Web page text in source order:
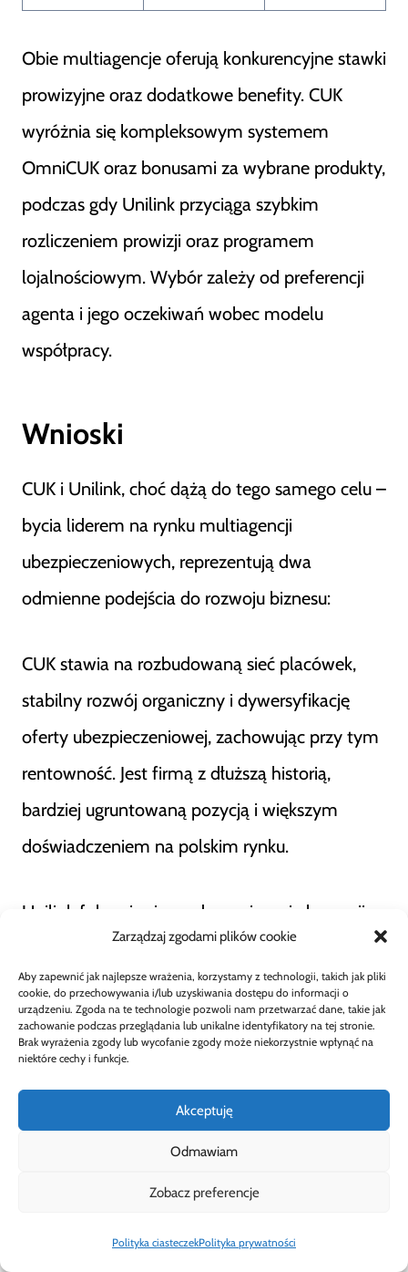
Zarządzaj zgodami plików cookie
Aby zapewnić jak najlepsze wrażenia, korzystamy z technologii, takich jak pliki
cookie, do przechowywania i/lub uzyskiwania dostępu do informacji o
urządzeniu. Zgoda na te technologie pozwoli nam przetwarzać dane, takie jak
zachowanie podczas przeglądania lub unikalne identyfikatory na tej stronie.
Brak wyrażenia zgody lub wycofanie zgody może niekorzystnie wpłynąć na
niektóre cechy i funkcje.
Akceptuję
Odmawiam
Zobacz preferencje
Polityka ciasteczekPolityka prywatności
Obie multiagencje oferują konkurencyjne stawki
prowizyjne oraz dodatkowe benefity. CUK
wyróżnia się kompleksowym systemem
OmniCUK oraz bonusami za wybrane produkty,
podczas gdy Unilink przyciąga szybkim
rozliczeniem prowizji oraz programem
lojalnościowym. Wybór zależy od preferencji
agenta i jego oczekiwań wobec modelu
współpracy.
Wnioski
CUK i Unilink, choć dążą do tego samego celu –
bycia liderem na rynku multiagencji
ubezpieczeniowych, reprezentują dwa
odmienne podejścia do rozwoju biznesu:
CUK stawia na rozbudowaną sieć placówek,
stabilny rozwój organiczny i dywersyfikację
oferty ubezpieczeniowej, zachowując przy tym
rentowność. Jest firmą z dłuższą historią,
bardziej ugruntowaną pozycją i większym
doświadczeniem na polskim rynku.
Unilink fokusuje się na dynamicznej ekspansji
poprzez przejęcia i budowę jak największej sieci
agentów, inwestując w przyszły wzrost
kosztem bieżącej rentowności. Firma przyjęła
bardziej agresywną strategię rozwoju, która ma
przynieść wymierne efekty w dłuższej
perspektywie.
Wybór pomiędzy obiema multiagencjami –
zarówno z perspektywy klienta, jak i